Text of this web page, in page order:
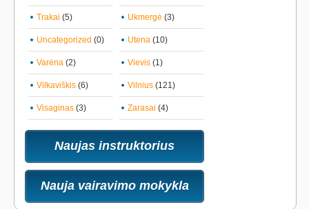
Trakai (5) Ukmergė (3)
Uncategorized (0) Utena (10)
Varėna (2) Vievis (1)
Vilkaviškis (6) Vilnius (121)
Visaginas (3) Zarasai (4)
Naujas instruktorius
Nauja vairavimo mokykla